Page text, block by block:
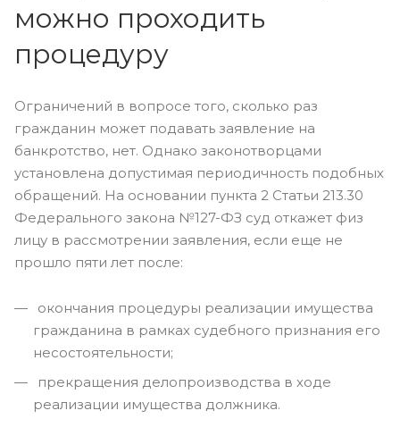
можно проходить
процедуру
Ограничений в вопросе того, сколько раз
гражданин может подавать заявление на
банкротство, нет. Однако законотворцами
установлена допустимая периодичность подобных
обращений. На основании пункта 2 Статьи 213.30
Федерального закона №127-ФЗ суд откажет физ
лицу в рассмотрении заявления, если еще не
прошло пяти лет после:
окончания процедуры реализации имущества
гражданина в рамках судебного признания его
несостоятельности;
прекращения делопроизводства в ходе
реализации имущества должника.